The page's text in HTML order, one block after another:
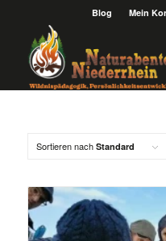
Blog Mein
Sortieren nach Standard